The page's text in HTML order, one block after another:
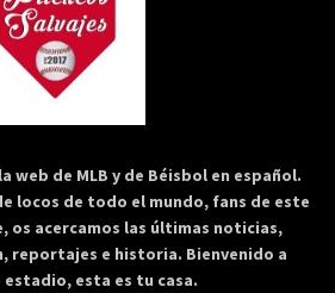
web de MLB y de Béisbol en español.
locos de todo el mundo, fans de este
os acercamos las últimas noticias,
reportajes e historia. Bienvenido a
esta es tu casa.